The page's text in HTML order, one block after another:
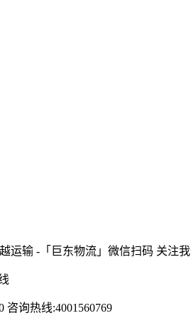
微信扫码 关注
咨询热线:4001560769